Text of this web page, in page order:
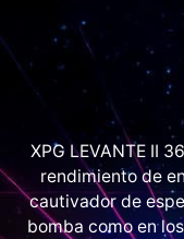
XPG LEVANTE II
rendimiento de
cautivador de
bomba como en